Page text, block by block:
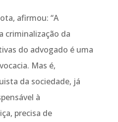
afirmou: “A
criminalização da
do advogado é uma
Mas é,
da sociedade, já
à
precisa de